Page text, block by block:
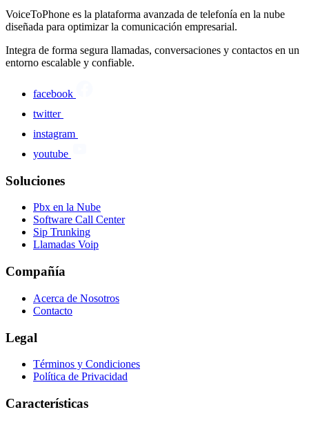
VoiceToPhone es la plataforma avanzada de telefonía en la nube
diseñada para optimizar la comunicación empresarial.
Integra de forma segura llamadas, conversaciones y contactos en un
entorno escalable y confiable.
facebook
twitter
instagram
youtube
Soluciones
Pbx en la Nube
Software Call Center
Sip Trunking
Llamadas Voip
Compañía
Acerca de Nosotros
Contacto
Legal
Términos y Condiciones
Política de Privacidad
Características